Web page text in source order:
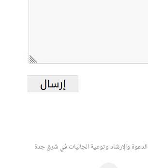
والإرشاد وتوعية الجاليات في شرق جدة